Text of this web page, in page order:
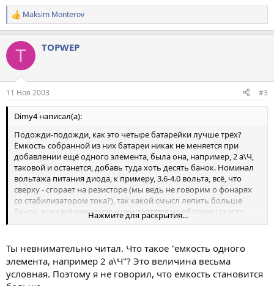
Р
е
к
и
Maksim Monterov
T TOPWEP
11 Ноя 2003 #3
Dimy4 написал(а):
Подожди-подожди, как это четыре батарейки лучше трёх?
Ёмкость собранной из них батареи никак не меняется при
добавлении ещё одного элемента, была она, например, 2 а\Ч,
таковой и останется, добавь туда хоть десять банок. Номинал
вольтажа питания диода, к примеру, 3.6-4.0 вольта, всё, что
сверху - сгорает на резисторе (мы ведь не говорим о фонарях
со стабилизатором тока?), так какой смысл лепить больше
банок, если всё равно излишки тратятся на обогрев (да и то
незаметный) окружающего воздуха?
Нажмите для раскрытия...
Ты невнимательно читал. Что такое "емкость одного
элемента, например 2 а\Ч"? Это величина весьма
условная. Поэтому я не говорил, что емкость становится